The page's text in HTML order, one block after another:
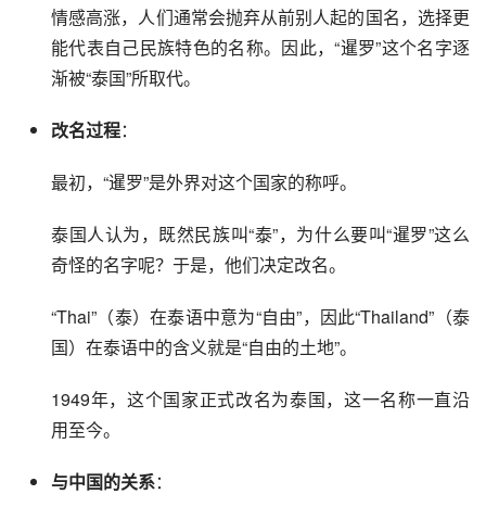
情感高涨，人们通常会抛弃从前别人起的国名，选择更
能代表自己民族特色的名称。因此，“暹罗”这个名字逐
渐被“泰国”所取代。
改名过程：
最初，“暹罗”是外界对这个国家的称呼。
泰国人认为，既然民族叫“泰”，为什么要叫“暹罗”这么
奇怪的名字呢？于是，他们决定改名。
“Thai”（泰）在泰语中意为“自由”，因此“Thailand”（泰
国）在泰语中的含义就是“自由的土地”。
1949年，这个国家正式改名为泰国，这一名称一直沿
用至今。
与中国的关系：